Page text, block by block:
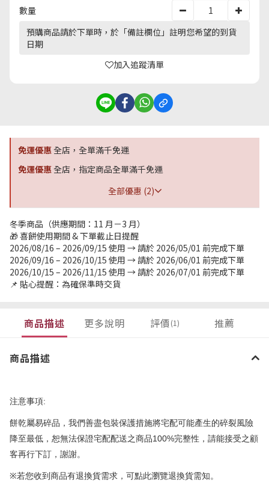
數量
預購商品請於下單時，於「備註欄位」註明您希望的到貨
日期
加入追蹤清單
免運優惠全店，全單滿千免運
免運優惠全店，指定商品全單滿千免運
全部優惠 (2)
冬季商品（供應期間：11 月－3 月）
🎁 喜餅使用期間 & 下單截止日提醒
2026/08/16 – 2026/09/15 使用 → 請於 2026/05/01 前完成下單
2026/09/16 – 2026/10/15 使用 → 請於 2026/06/01 前完成下單
2026/10/15 – 2026/11/15 使用 → 請於 2026/07/01 前完成下單
📌 貼心提醒：為確保準時交貨
商品描述 更多說明 評價(1) 推薦
商品描述
注意事項:
餅乾屬易碎品，我們善盡包裝保護措施將宅配可能產生的碎裂風險
降至最低，恕無法保證宅配配送之商品100%完整性，請能接受之顧
客再行下訂，謝謝。
※若您收到商品有退換貨需求，可點此瀏覽退換貨需知。